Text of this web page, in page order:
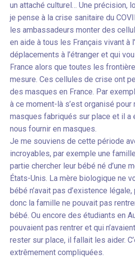
un attaché culturel… Une précision,
je pense à la crise sanitaire du
les ambassadeurs monter des
en aide à tous les Français vivant à
déplacements à l’étranger et qui
France alors que toutes les
mesure. Ces cellules de crise ont
des masques en France. Par
à ce moment-là s’est organisé pour
masques fabriqués sur place et il a
nous fournir en masques.
Je me souviens de cette période
incroyables, par exemple une
partie chercher leur bébé né d’une
États-Unis. La mère biologique ne
bébé n’avait pas d’existence
donc la famille ne pouvait pas
bébé. Ou encore des étudiants en
pouvaient pas rentrer et qui
rester sur place, il fallait les aider.
extrêmement compliquées.